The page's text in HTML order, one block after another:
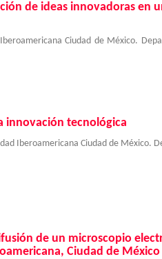
de ideas innovadoras en
Ciudad de México.
innovación tecnológica
Iberoamericana Ciudad de México.
de un microscopio
Ciudad de México